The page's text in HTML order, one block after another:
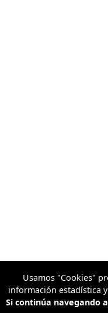
Usamos "Cookies"
información estadística
Si continúa navegando